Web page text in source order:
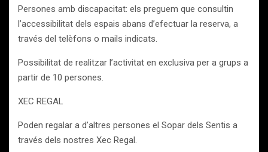
Persones amb discapacitat: els preguem que consultin
l’accessibilitat dels espais abans d’efectuar la reserva, a
través del telèfons o mails indicats.
Possibilitat de realitzar l’activitat en exclusiva per a grups a
partir de 10 persones.
XEC REGAL
Poden regalar a d’altres persones el Sopar dels Sentis a
través dels nostres Xec Regal.